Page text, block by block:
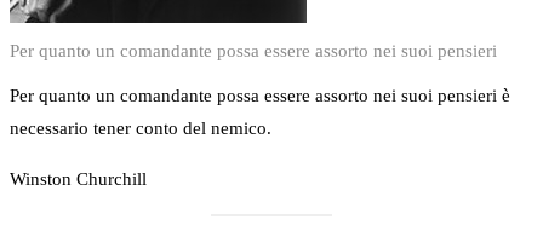
Per quanto un comandante possa essere assorto nei suoi pensieri
Per quanto un comandante possa essere assorto nei suoi pensieri è
necessario tener conto del nemico.
Winston Churchill